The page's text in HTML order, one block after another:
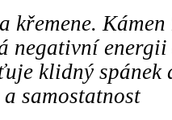
křemene.
negativní
klidný spánek
samostatnost